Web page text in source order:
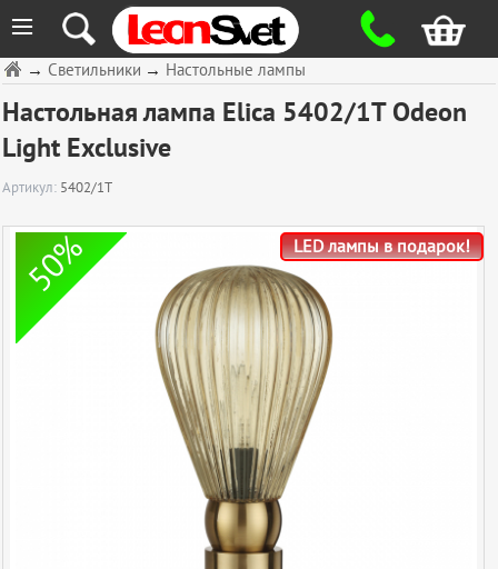
≡
→ Настольные лампы
→ Светильники
Настольная лампа Elica 5402/1T Odeon
Light Exclusive
Артикул: 5402/1T
50% LED лампы в подарок!